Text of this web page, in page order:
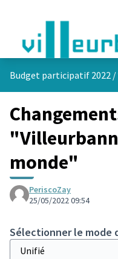
Budget participatif 2022 /
monde"
PeriscoZay
25/05/2022 09:54
Sélectionner le mode